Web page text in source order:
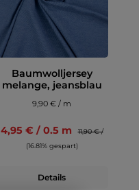
Baumwolljersey
melange, jeansblau
9,90 € / m
4,95 € / 0.5 m
11,90 € /
(16.81% gespart)
Details